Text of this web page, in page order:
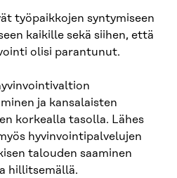
työpaikkojen syntymiseen
kaikille sekä siihen, että
olisi parantunut.
ja kansalaisten
korkealla tasolla. Lähes
hyvinvointipalvelujen
talouden saaminen
hillitsemällä.